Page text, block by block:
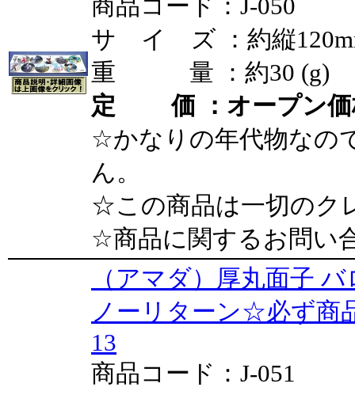
商品コード：J-050
サ イ ズ ：約縦
重 量 ：約30 (g)
定 価 ：オープン価
☆かなりの年代物なの
ん。
☆この商品は一切のク
☆商品に関するお問い
（アマダ）厚丸面子
ノーリターン☆必ず商
13
商品コード：J-051